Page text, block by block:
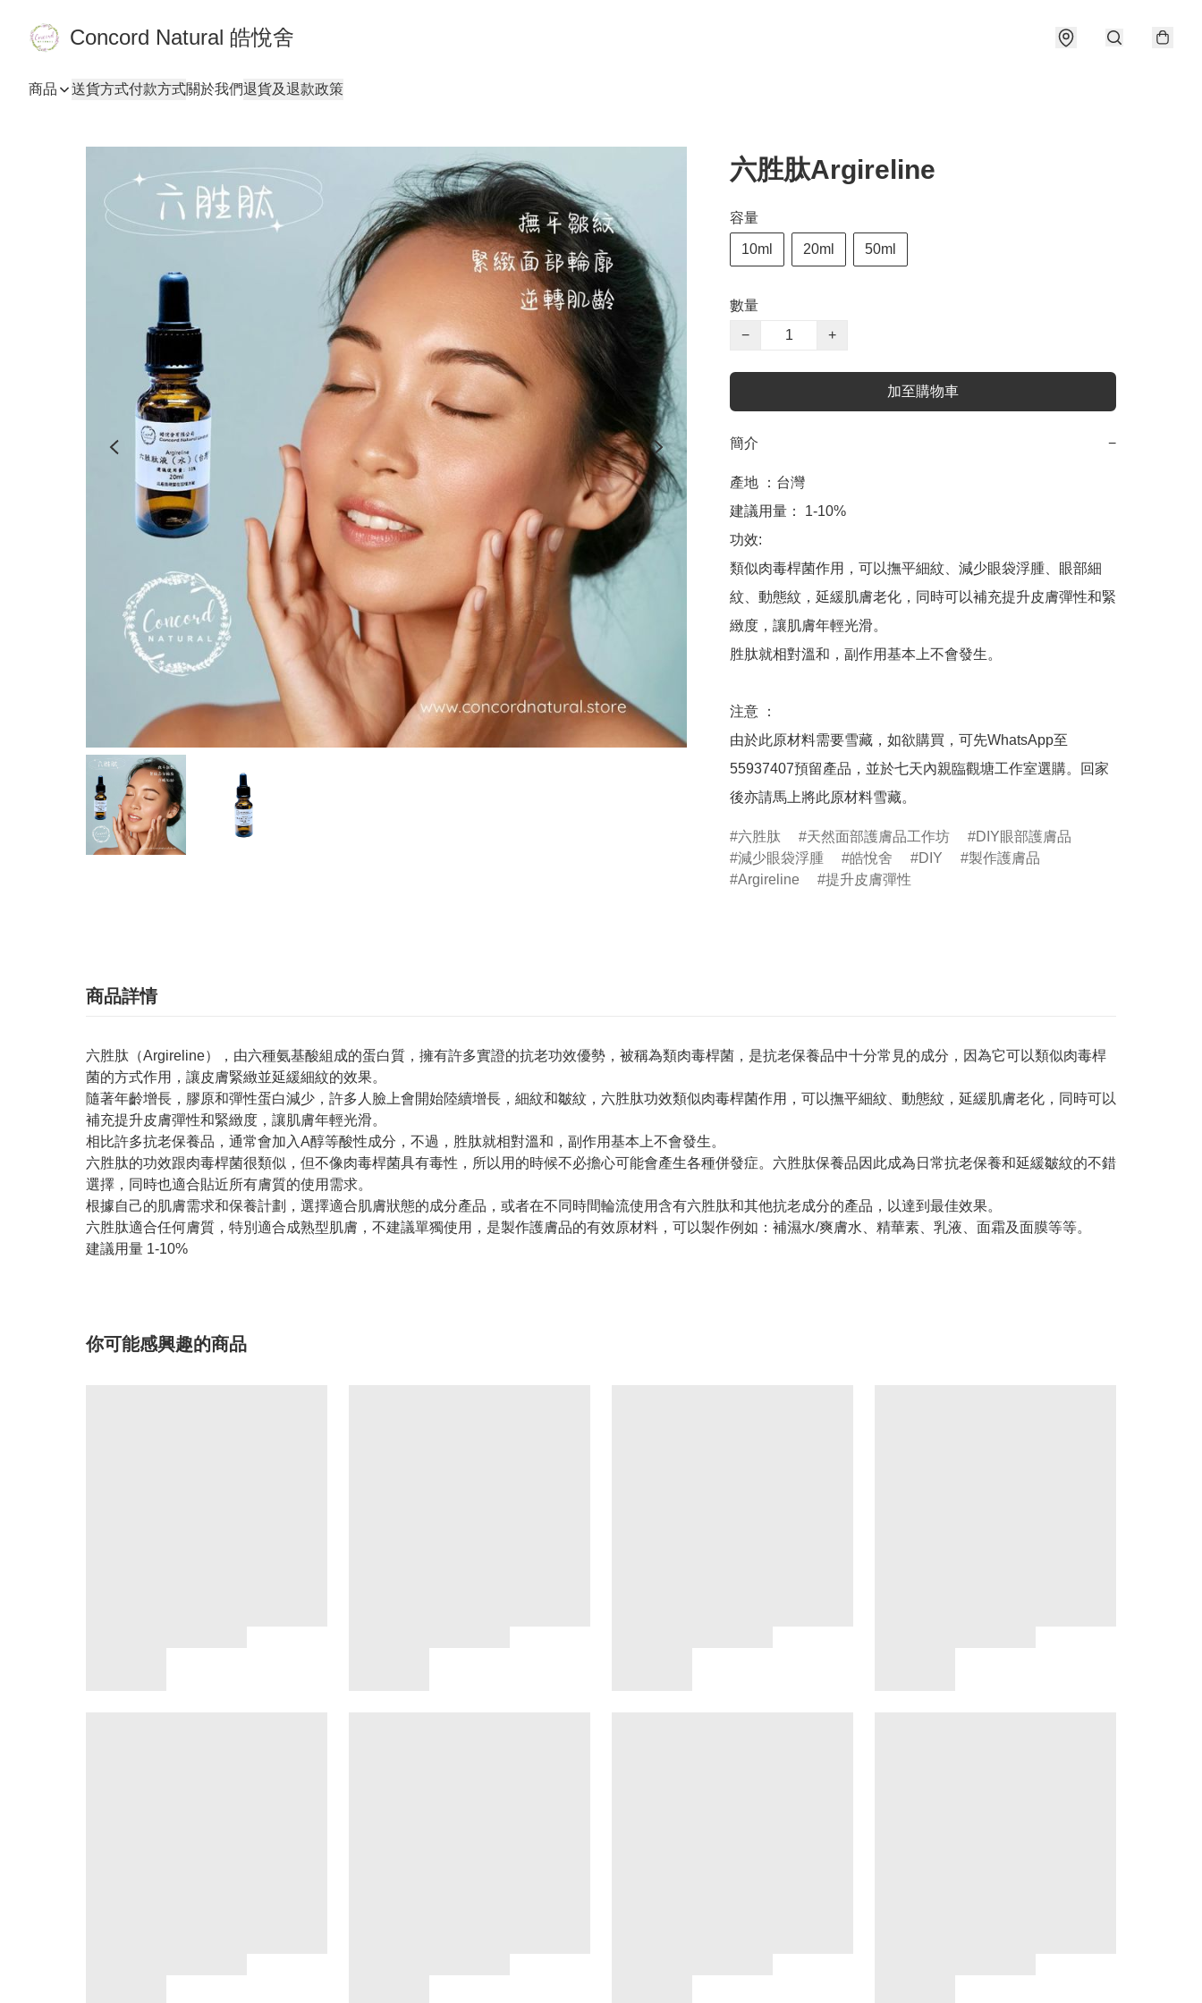
Concord Natural 皓悅舍
商品 送貨方式付款方式關於我們退貨及退款政策
六胜肽Argireline
容量
10ml 20ml 50ml
數量
−
+
加至購物車
簡介 −
產地 ：台灣
建議用量： 1-10%
功效:
類似肉毒桿菌作用，可以撫平細紋、減少眼袋浮腫、眼部細
紋、動態紋，延緩肌膚老化，同時可以補充提升皮膚彈性和緊
緻度，讓肌膚年輕光滑。
胜肽就相對溫和，副作用基本上不會發生。
注意 ：
由於此原材料需要雪藏，如欲購買，可先WhatsApp至
55937407預留產品，並於七天內親臨觀塘工作室選購。回家
後亦請馬上將此原材料雪藏。
六胜肽 天然面部護膚品工作坊
DIY眼部護膚品
減少眼袋浮腫
皓悅舍 DIY
製作護膚品
Argireline
提升皮膚彈性
商品詳情
六胜肽（Argireline），由六種氨基酸組成的蛋白質，擁有許多實證的抗老功效優勢，被稱為類肉毒桿菌，是抗老保養品中十分常見的成分，因為它可以類似肉毒桿
菌的方式作用，讓皮膚緊緻並延緩細紋的效果。
隨著年齡增長，膠原和彈性蛋白減少，許多人臉上會開始陸續增長，細紋和皺紋，六胜肽功效類似肉毒桿菌作用，可以撫平細紋、動態紋，延緩肌膚老化，同時可以
補充提升皮膚彈性和緊緻度，讓肌膚年輕光滑。
相比許多抗老保養品，通常會加入A醇等酸性成分，不過，胜肽就相對溫和，副作用基本上不會發生。
六胜肽的功效跟肉毒桿菌很類似，但不像肉毒桿菌具有毒性，所以用的時候不必擔心可能會產生各種併發症。六胜肽保養品因此成為日常抗老保養和延緩皺紋的不錯
選擇，同時也適合貼近所有膚質的使用需求。
根據自己的肌膚需求和保養計劃，選擇適合肌膚狀態的成分產品，或者在不同時間輪流使用含有六胜肽和其他抗老成分的產品，以達到最佳效果。
六胜肽適合任何膚質，特別適合成熟型肌膚，不建議單獨使用，是製作護膚品的有效原材料，可以製作例如：補濕水/爽膚水、精華素、乳液、面霜及面膜等等。
建議用量 1-10%
你可能感興趣的商品